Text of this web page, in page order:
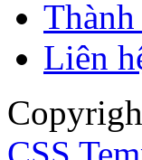
Liên